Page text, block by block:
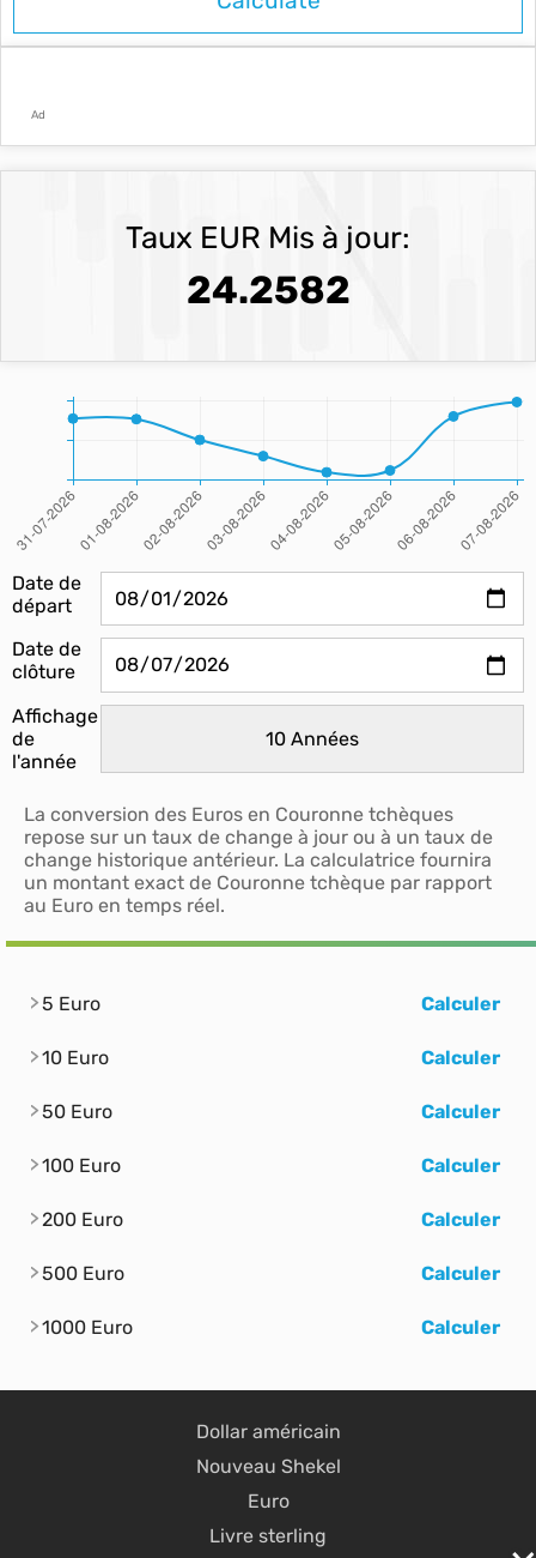
Ad
Taux EUR Mis à jour:
24.2582
Date de
départ
Date de
clôture
Affichage
de
l'année
La conversion des Euros en Couronne tchèques
repose sur un taux de change à jour ou à un taux de
change historique antérieur. La calculatrice fournira
un montant exact de Couronne tchèque par rapport
au Euro en temps réel.
5 Euro Calculer
10 Euro Calculer
50 Euro Calculer
100 Euro Calculer
200 Euro Calculer
500 Euro Calculer
1000 Euro Calculer
Dollar américain
Nouveau Shekel
Euro
Livre sterling